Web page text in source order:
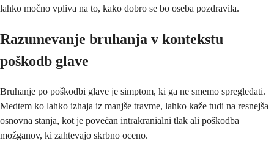
lahko močno vpliva na to, kako dobro se bo oseba pozdravila.
Razumevanje bruhanja v kontekstu
poškodb glave
Bruhanje po poškodbi glave je simptom, ki ga ne smemo spregledati.
Medtem ko lahko izhaja iz manjše travme, lahko kaže tudi na resnejša
osnovna stanja, kot je povečan intrakranialni tlak ali poškodba
možganov, ki zahtevajo skrbno oceno.